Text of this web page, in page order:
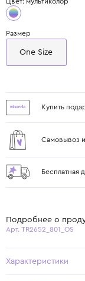
Размер
One Size
Купить
Самовывоз
Бесплатная
Подробнее о
Арт. TR2652_801_OS
Характеристики